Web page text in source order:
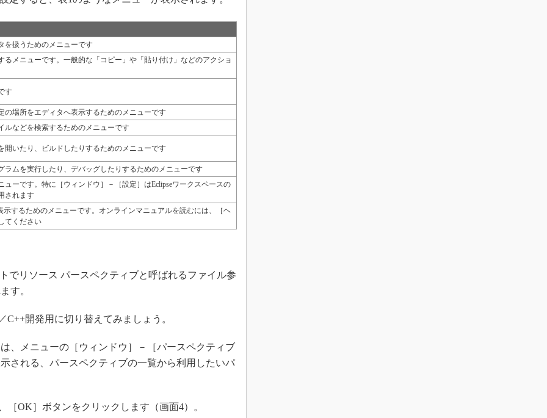
を扱うためのメニューです
るメニューです。一般的な「コピー」や「貼り付け」などのアクショ
す
の場所をエディタへ表示するためのメニューです
ルなどを検索するためのメニューです
開いたり、ビルドしたりするためのメニューです
ラムを実行したり、デバッグしたりするためのメニューです
ューです。特に［ウィンドウ］－［設定］はEclipseワークスペースの
されます
示するためのメニューです。オンラインマニュアルを読むには、［ヘ
てください
リソース パースペクティブと呼ばれるファイル参
す。
開発用に切り替えてみましょう。
メニューの［ウィンドウ］－［パースペクティブ
される、パースペクティブの一覧から利用したいパ
OK］ボタンをクリックします（画面4）。